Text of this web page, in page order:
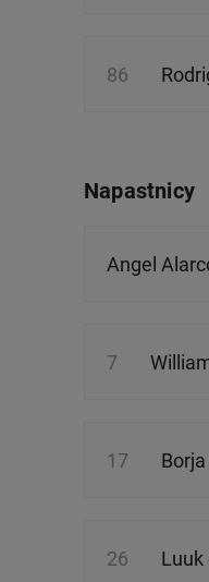
86
Napastnicy
Angel
7
17
26 Luuk